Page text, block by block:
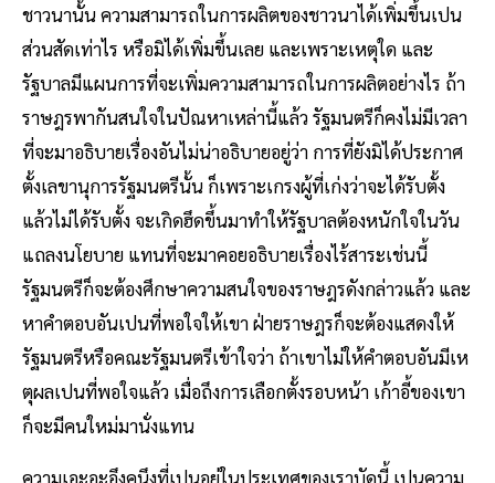
ชาวนานั้น ความสามารถในการผลิตของชาวนาได้เพิ่มขึ้นเปน
ส่วนสัดเท่าไร หรือมิได้เพิ่มขึ้นเลย และเพราะเหตุใด และ
รัฐบาลมีแผนการที่จะเพิ่มความสามารถในการผลิตอย่างไร ถ้า
ราษฎรพากันสนใจในปัณหาเหล่านี้แล้ว รัฐมนตรีก็คงไม่มีเวลา
ที่จะมาอธิบายเรื่องอันไม่น่าอธิบายอยู่ว่า การที่ยังมิได้ประกาศ
ตั้งเลขานุการรัฐมนตรีนั้น ก็เพราะเกรงผู้ที่เก่งว่าจะได้รับตั้ง
แล้วไม่ได้รับตั้ง จะเกิดฮึดขึ้นมาทำให้รัฐบาลต้องหนักใจในวัน
แถลงนโยบาย แทนที่จะมาคอยอธิบายเรื่องไร้สาระเช่นนี้
รัฐมนตรีก็จะต้องศึกษาความสนใจของราษฎรดังกล่าวแล้ว และ
หาคำตอบอันเปนที่พอใจให้เขา ฝ่ายราษฎรก็จะต้องแสดงให้
รัฐมนตรีหรือคณะรัฐมนตรีเข้าใจว่า ถ้าเขาไม่ให้คำตอบอันมีเห
ตุผลเปนที่พอใจแล้ว เมื่อถึงการเลือกตั้งรอบหน้า เก้าอี้ของเขา
ก็จะมีคนใหม่มานั่งแทน
ความเอะอะอึงคนึงที่เปนอยู่ในประเทศของเราบัดนี้ เปนความ